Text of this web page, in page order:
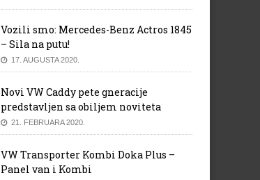
Vozili smo: Mercedes-Benz Actros 1845
– Sila na putu!
17. AUGUSTA 2020.
Novi VW Caddy pete gneracije
predstavljen sa obiljem noviteta
21. FEBRUARA 2020.
VW Transporter Kombi Doka Plus –
Panel van i Kombi